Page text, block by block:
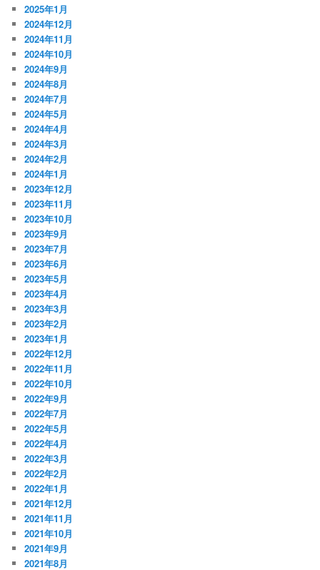
2025年1月
2024年12月
2024年11月
2024年10月
2024年9月
2024年8月
2024年7月
2024年5月
2024年4月
2024年3月
2024年2月
2024年1月
2023年12月
2023年11月
2023年10月
2023年9月
2023年7月
2023年6月
2023年5月
2023年4月
2023年3月
2023年2月
2023年1月
2022年12月
2022年11月
2022年10月
2022年9月
2022年7月
2022年5月
2022年4月
2022年3月
2022年2月
2022年1月
2021年12月
2021年11月
2021年10月
2021年9月
2021年8月